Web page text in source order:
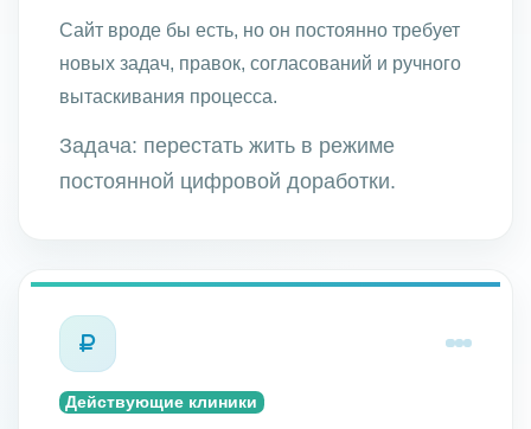
Сайт вроде бы есть, но он постоянно требует
новых задач, правок, согласований и ручного
вытаскивания процесса.
Задача: перестать жить в режиме
постоянной цифровой доработки.
Действующие клиники